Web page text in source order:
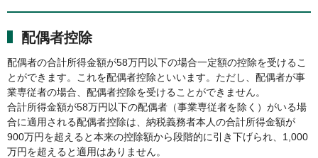
配偶者控除
配偶者の合計所得金額が58万円以下の場合一定額の控除を受けるこ
とができます。これを配偶者控除といいます。ただし、配偶者が事
業専従者の場合、配偶者控除を受けることができません。
合計所得金額が58万円以下の配偶者（事業専従者を除く）がいる場
合に適用される配偶者控除は、納税義務者本人の合計所得金額が
900万円を超えると本来の控除額から段階的に引き下げられ、1,000
万円を超えると適用はありません。